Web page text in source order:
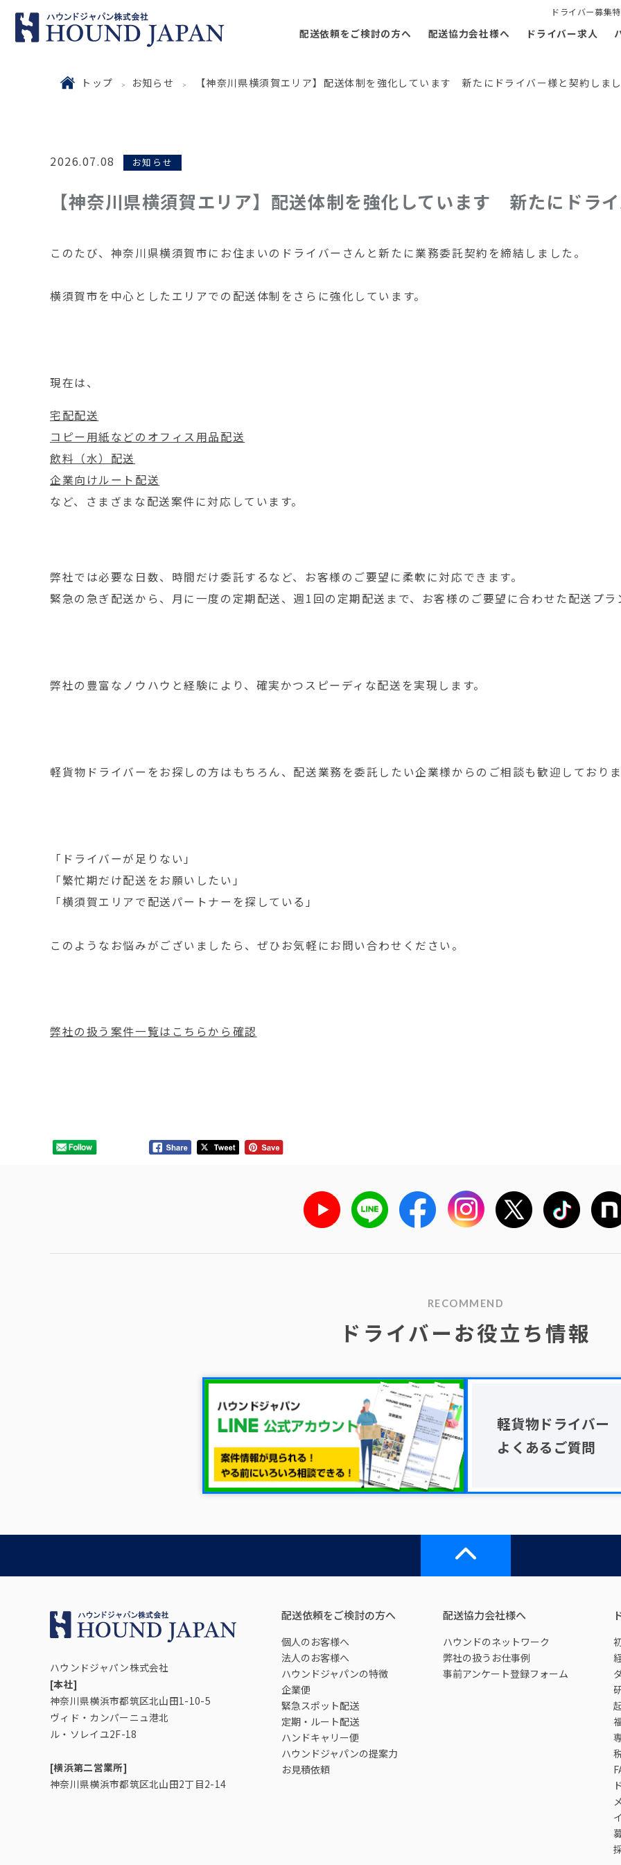
ドライバー募集
配送依頼をご検討の方へ 配送協力会社様へ ドライバー求人
トップ お知らせ 【神奈川県横須賀エリア】配送体制を強化しています 新たにドライバー様と契約しま
2026.07.08 お知らせ
【神奈川県横須賀エリア】配送体制を強化しています 新たにドラ
このたび、神奈川県横須賀市にお住まいのドライバーさんと新たに業務委託契約を締結しました。
横須賀市を中心としたエリアでの配送体制をさらに強化しています。
現在は、
宅配配送
コピー用紙などのオフィス用品配送
飲料（水）配送
企業向けルート配送
など、さまざまな配送案件に対応しています。
弊社では必要な日数、時間だけ委託するなど、お客様のご要望に柔軟に対応できます。
緊急の急ぎ配送から、月に一度の定期配送、週1回の定期配送まで、 お客様のご要望に合わせた配送プラ
弊社の豊富なノウハウと経験により、確実かつスピーディな配送を実現します。
軽貨物ドライバーをお探しの方はもちろん、配送業務を委託したい企業様からのご相談も歓迎しており
「ドライバーが足りない」
「繁忙期だけ配送をお願いしたい」
「横須賀エリアで配送パートナーを探している」
このようなお悩みがございましたら、ぜひお気軽にお問い合わせください。
弊社の扱う案件一覧はこちらから確認
RECOMMEND
ドライバーお役立ち情報
軽貨物ドライバー
よくあるご質問
ハウンドジャパン株式会社
[本社]
神奈川県横浜市都筑区北山田1-10-5
ヴィド・カンパーニュ港北
ル・ソレイユ2F-18
[横浜第二営業所]
神奈川県横浜市都筑区北山田2丁目2-14
配送依頼をご検討の方へ
個人のお客様へ
法人のお客様へ
ハウンドジャパンの特徴
企業便
緊急スポット配送
定期・ルート配送
ハンドキャリー便
ハウンドジャパンの提案力
お見積依頼
配送協力会社様へ
ハウンドのネットワーク
弊社の扱うお仕事例
事前アンケート登録フォーム